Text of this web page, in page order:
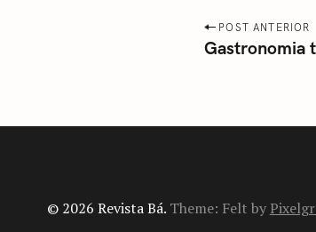
P
o
n
i
POST ANTERIOR
Gastronomia
© 2026 Revista Bá. Theme: Felt by